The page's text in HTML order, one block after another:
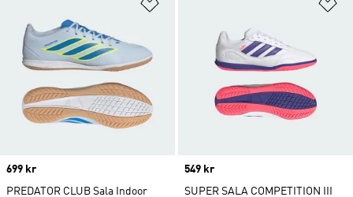
Price
699 kr
PREDATOR CLUB Sala Indoor
Price
549 kr
SUPER SALA COMPETITION III